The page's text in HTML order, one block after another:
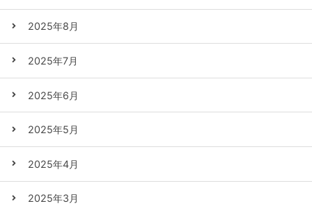
2025年8月
2025年7月
2025年6月
2025年5月
2025年4月
2025年3月